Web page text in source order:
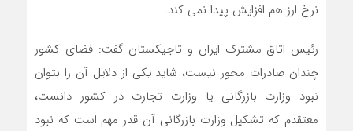
نرخ ارز هم افزایش پیدا نمی کند.
رئیس اتاق مشترک ایران و تاجیکستان گفت: فضای کشور
چندان صادرات محور نیست، شاید یکی از دلایل آن را بتوان
نبود وزارت بازرگانی یا وزارت تجارت در کشور دانست،
معتقدم که تشکیل وزارت بازرگانی آن قدر مهم است که نبود